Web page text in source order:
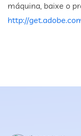
máquina, baixe o
http://